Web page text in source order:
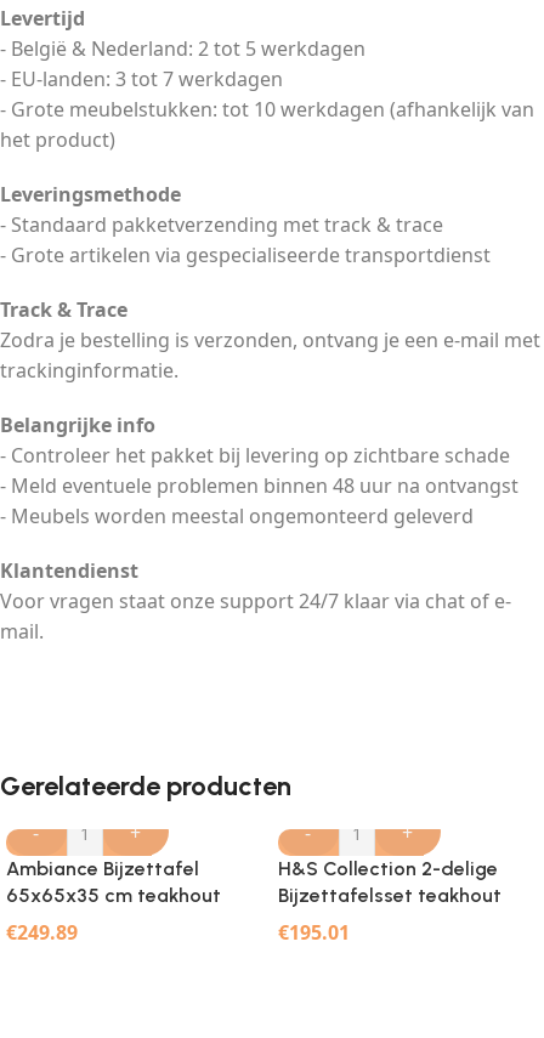
Levertijd
- België & Nederland: 2 tot 5 werkdagen
- EU-landen: 3 tot 7 werkdagen
- Grote meubelstukken: tot 10 werkdagen (afhankelijk van
het product)
Leveringsmethode
- Standaard pakketverzending met track & trace
- Grote artikelen via gespecialiseerde transportdienst
Track & Trace
Zodra je bestelling is verzonden, ontvang je een e-mail met
trackinginformatie.
Belangrijke info
- Controleer het pakket bij levering op zichtbare schade
- Meld eventuele problemen binnen 48 uur na ontvangst
- Meubels worden meestal ongemonteerd geleverd
Klantendienst
Voor vragen staat onze support 24/7 klaar via chat of e-
mail.
Gerelateerde producten
- +
Ambiance Bijzettafel
65x65x35 cm teakhout
€249.89
- +
H&S Collection 2-delige
Bijzettafelsset teakhout
€195.01